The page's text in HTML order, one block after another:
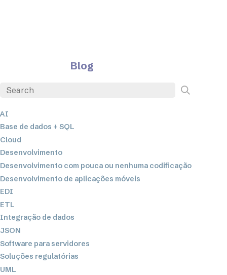
Blog
AI
Base de dados + SQL
Cloud
Desenvolvimento
Desenvolvimento com pouca ou nenhuma codificação
Desenvolvimento de aplicações móveis
EDI
ETL
Integração de dados
JSON
Software para servidores
Soluções regulatórias
UML